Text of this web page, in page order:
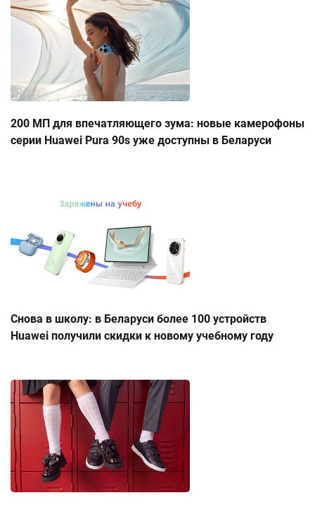
200 МП для впечатляющего зума: новые камерофоны
серии Huawei Pura 90s уже доступны в Беларуси
Снова в школу: в Беларуси более 100 устройств
Huawei получили скидки к новому учебному году